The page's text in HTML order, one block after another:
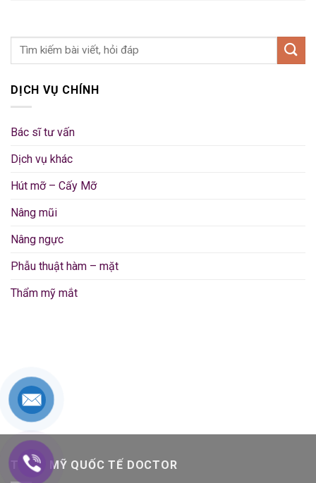
DỊCH VỤ CHÍNH
Bác sĩ tư vấn
Dịch vụ khác
Hút mỡ – Cấy Mỡ
Nâng mũi
Nâng ngực
Phẫu thuật hàm – mặt
Thẩm mỹ mắt
THẨM MỸ QUỐC TẾ DOCTOR